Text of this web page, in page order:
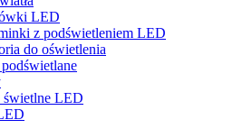
LED
z podświetleniem LED
do oświetlenia
świetlne LED